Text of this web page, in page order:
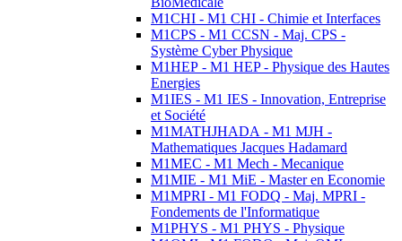
M1CHI - M1 CHI - Chimie et Interfaces
M1CPS - M1 CCSN - Maj. CPS -
Système Cyber Physique
M1HEP - M1 HEP - Physique des Hautes
Energies
M1IES - M1 IES - Innovation, Entreprise
et Société
M1MATHJHADA - M1 MJH -
Mathematiques Jacques Hadamard
M1MEC - M1 Mech - Mecanique
M1MIE - M1 MiE - Master en Economie
M1MPRI - M1 FODQ - Maj. MPRI -
Fondements de l'Informatique
M1PHYS - M1 PHYS - Physique